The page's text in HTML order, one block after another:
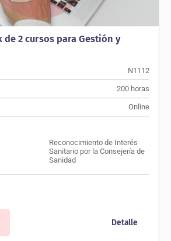
de 2 cursos para Gestión y
N1112
200 horas
Online
Reconocimiento de Interés
Sanitario por la Consejería de
Sanidad
Detalle